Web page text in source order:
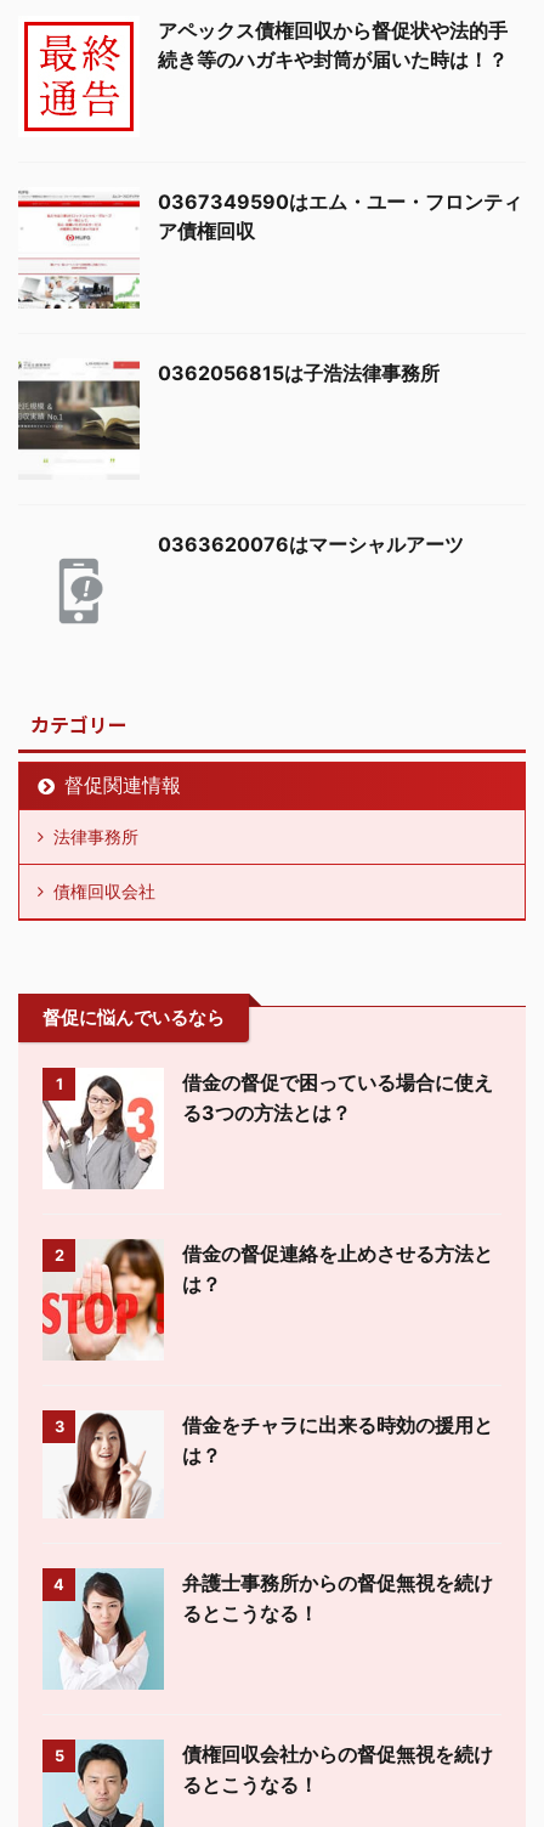
アペックス債権回収から督促状や法的手
続き等のハガキや封筒が届いた時は！？
0367349590はエム・ユー・フロンティ
ア債権回収
0362056815は子浩法律事務所
0363620076はマーシャルアーツ
カテゴリー
督促関連情報
法律事務所
債権回収会社
督促に悩んでいるなら
1
借金の督促で困っている場合に使え
る3つの方法とは？
2
借金の督促連絡を止めさせる方法と
は？
3
借金をチャラに出来る時効の援用と
は？
4
弁護士事務所からの督促無視を続け
るとこうなる！
5
債権回収会社からの督促無視を続け
るとこうなる！